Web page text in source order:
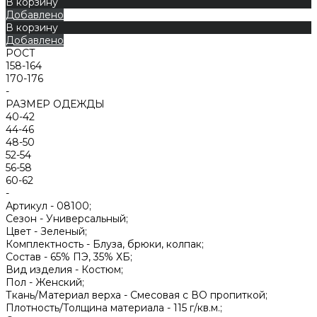
Добавлено
В корзину
Добавлено
РОСТ
158-164
170-176
-
РАЗМЕР ОДЕЖДЫ
40-42
44-46
48-50
52-54
56-58
60-62
-
Артикул - 08100;
Сезон - Универсальный;
Цвет - Зеленый;
Комплектность - Блуза, брюки, колпак;
Состав - 65% ПЭ, 35% ХБ;
Вид изделия - Костюм;
Пол - Женский;
Ткань/Материал верха - Смесовая с ВО пропиткой;
Плотность/Толщина материала - 115 г/кв.м.;